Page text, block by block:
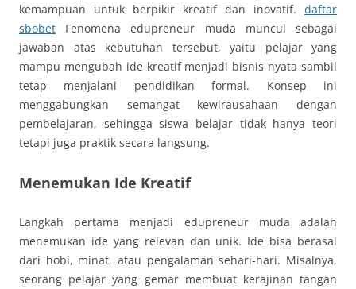
kemampuan untuk berpikir kreatif dan inovatif. daftar
sbobet Fenomena edupreneur muda muncul sebagai
jawaban atas kebutuhan tersebut, yaitu pelajar yang
mampu mengubah ide kreatif menjadi bisnis nyata sambil
tetap menjalani pendidikan formal. Konsep ini
menggabungkan semangat kewirausahaan dengan
pembelajaran, sehingga siswa belajar tidak hanya teori
tetapi juga praktik secara langsung.
Menemukan Ide Kreatif
Langkah pertama menjadi edupreneur muda adalah
menemukan ide yang relevan dan unik. Ide bisa berasal
dari hobi, minat, atau pengalaman sehari-hari. Misalnya,
seorang pelajar yang gemar membuat kerajinan tangan